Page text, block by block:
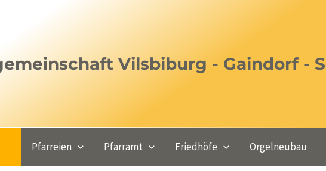
Vilsbiburg - Gaindorf -
Pfarreien Pfarramt Friedhöfe Orgelneubau